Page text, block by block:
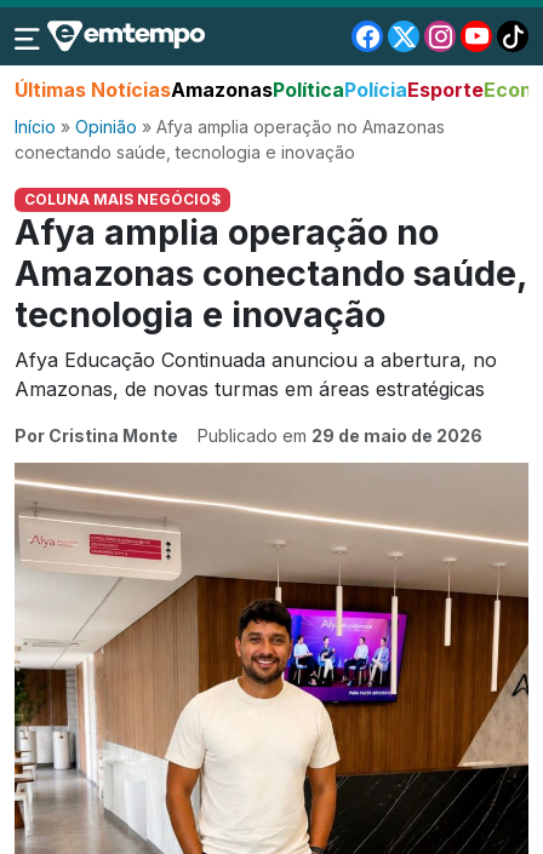
Últimas NotíciasAmazonasPolíticaPolíciaEsporte
Início » Opinião » Afya amplia operação no Amazonas
conectando saúde, tecnologia e inovação
COLUNA MAIS NEGÓCIO$
Afya amplia operação no
Amazonas conectando saúde,
tecnologia e inovação
Afya Educação Continuada anunciou a abertura, no
Amazonas, de novas turmas em áreas estratégicas
Por Cristina Monte Publicado em 29 de maio de 2026